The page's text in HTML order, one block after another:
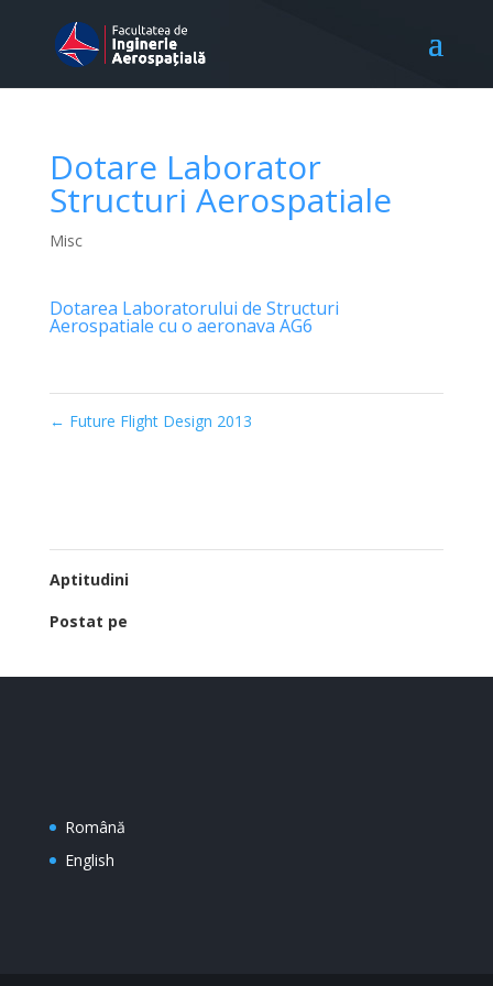
Dotare Laborator
Structuri Aerospatiale
Misc
Dotarea Laboratorului de Structuri
Aerospatiale cu o aeronava AG6
← Future Flight Design 2013
Aptitudini
Postat pe
Română
English